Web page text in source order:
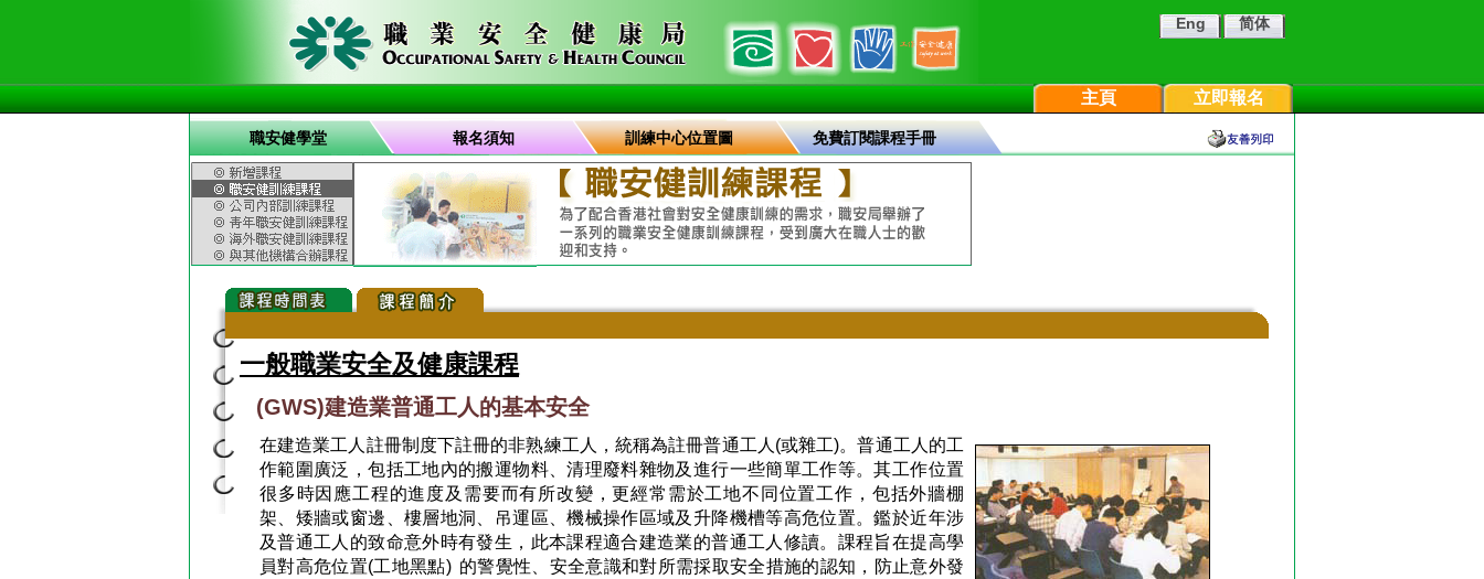
简体
Eng
立即報名
主頁
職安健學堂 報名須知 訓練中心位置圖 免費訂閱課程手冊
一般職業安全及健康課程
(GWS)建造業普通工人的基本安全
在建造業工人註冊制度下註冊的非熟練工人，統稱為註冊普通工人(或雜工)。普通工人的工
作範圍廣泛，包括工地內的搬運物料、清理廢料雜物及進行一些簡單工作等。其工作位置
很多時因應工程的進度及需要而有所改變，更經常需於工地不同位置工作，包括外牆棚
架、矮牆或窗邊、樓層地洞、吊運區、機械操作區域及升降機槽等高危位置。鑑於近年涉
及普通工人的致命意外時有發生，此本課程適合建造業的普通工人修讀。課程旨在提高學
員對高危位置(工地黑點) 的警覺性、安全意識和對所需採取安全措施的認知，防止意外發